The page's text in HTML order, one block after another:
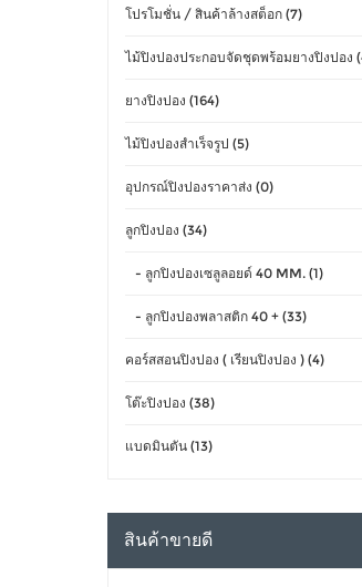
โปรโมชั่น / สินค้าล้างสต็อก (7)
ไม้ปิงปองประกอบจัดชุดพร้อมยางปิงปอง
ยางปิงปอง (164)
ไม้ปิงปองสำเร็จรูป (5)
อุปกรณ์ปิงปองราคาส่ง (0)
ลูกปิงปอง (34)
- ลูกปิงปองเซลูลอยด์ 40 MM. (1)
- ลูกปิงปองพลาสติก 40 + (33)
คอร์สสอนปิงปอง ( เรียนปิงปอง ) (4)
โต๊ะปิงปอง (38)
แบดมินตัน (13)
สินค้าขายดี